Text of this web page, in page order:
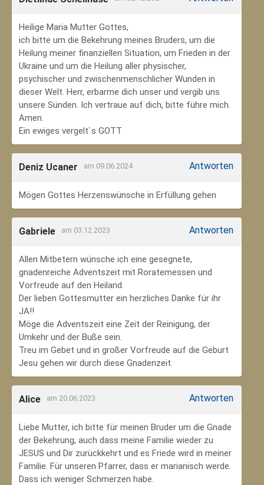
Heilige Maria Mutter Gottes,
ich bitte um die Bekehrung meines Bruders, um die
Heilung meiner finanziellen Situation, um Frieden in der
Ukraine und um die Heilung aller physischer,
psychischer und zwischenmenschlicher Wunden in
dieser Welt. Herr, erbarme dich unser und vergib uns
unsere Sünden. Ich vertraue auf dich, bitte führe mich.
Amen.
Ein ewiges vergelt`s GOTT
Deniz Ucaner am 09.06.2024 Antworten
Mögen Gottes Herzenswünsche in Erfüllung gehen
Gabriele am 03.12.2023 Antworten
Allen Mitbetern wünsche ich eine gesegnete,
gnadenreiche Adventszeit mit Roratemessen und
Vorfreude auf den Heiland.
Der lieben Gottesmutter ein herzliches Danke für ihr
JA!!
Möge die Adventszeit eine Zeit der Reinigung, der
Umkehr und der Buße sein.
Treu im Gebet und in großer Vorfreude auf die Geburt
Jesu gehen wir durch diese Gnadenzeit.
Alice am 20.06.2023 Antworten
Liebe Mutter, ich bitte für meinen Bruder um die Gnade
der Bekehrung, auch dass meine Familie wieder zu
JESUS und Dir zurückkehrt und es Friede wird in meiner
Familie. Für unseren Pfarrer, dass er marianisch werde.
Dass ich weniger Schmerzen habe.